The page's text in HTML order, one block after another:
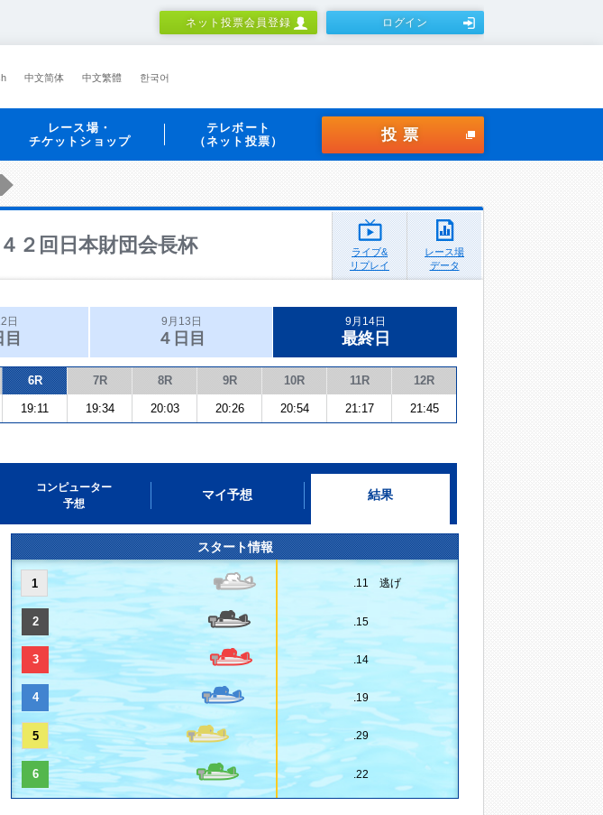
ネット投票会員登録 ログイン
中文简体 中文繁體 한국어
レース場・
チケットショップ
テレボート
（ネット投票）
投票
２回日本財団会長杯
ライブ&
リプレイ
レース場
データ
日
目
9月13日
４日目
9月14日
最終日
6R 7R 8R 9R 10R 11R 12R
19:11 19:34 20:03 20:26 20:54 21:17 21:45
コンピューター
予想
マイ予想 結果
スタート情報
1 .11 逃げ
2 .15
3 .14
4 .19
5 .29
6 .22